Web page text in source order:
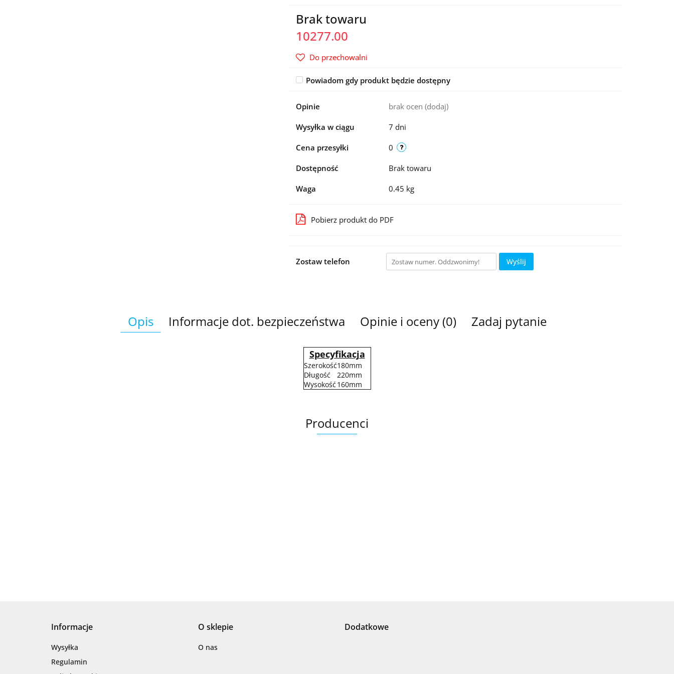
Brak towaru
10277.00
Do przechowalni
Powiadom gdy produkt będzie dostępny
Opinie brak ocen (dodaj)
Wysyłka w ciągu 7 dni
Cena przesyłki 0
Dostępność Brak towaru
Waga 0.45 kg
Pobierz produkt do PDF
Zostaw telefon Wyślij
Opis Informacje dot. bezpieczeństwa Opinie i oceny (0) Zadaj pytanie
Specyfikacja
Szerokość180mm
Długość
220mm
Wysokość 160mm
Producenci
Informacje
Wysyłka
Regulamin
O sklepie
O nas
Dodatkowe